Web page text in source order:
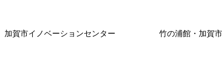
加賀市イノベーションセンター 竹の浦館・加賀市